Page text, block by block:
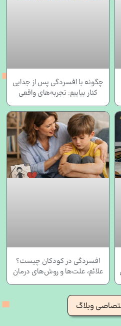
چگونه با افسردگی پس از جدایی
کنار بیاییم: تجربه‌های واقعی
افسردگی در کودکان چیست؟
علائم، علت‌ها و روش‌های درمان
وبلاگ